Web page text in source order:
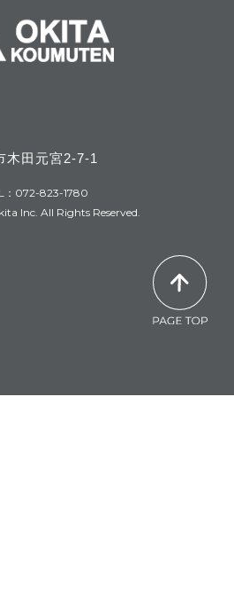
木田元宮2-7-1
：072-823-1780
Inc. All Rights Reserved.